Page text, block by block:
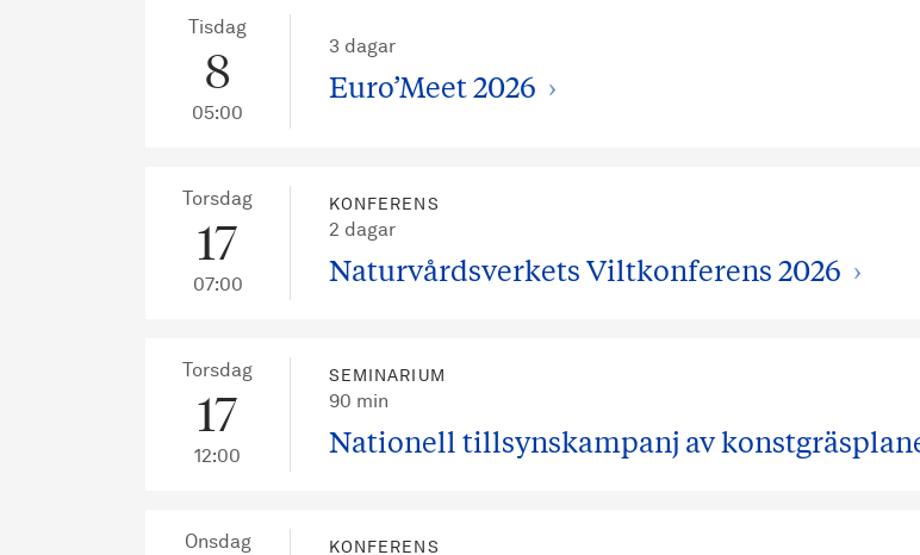
Tisdag
8
05:00
3 dagar
Euro’Meet 2026
Torsdag
17
07:00
KONFERENS
2 dagar
Naturvårdsverkets Viltkonferens 2026
Torsdag
17
12:00
SEMINARIUM
90 min
Nationell tillsynskampanj av
Onsdag KONFERENS